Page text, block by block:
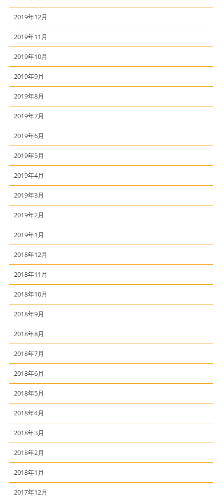
2019年12月
2019年11月
2019年10月
2019年9月
2019年8月
2019年7月
2019年6月
2019年5月
2019年4月
2019年3月
2019年2月
2019年1月
2018年12月
2018年11月
2018年10月
2018年9月
2018年8月
2018年7月
2018年6月
2018年5月
2018年4月
2018年3月
2018年2月
2018年1月
2017年12月